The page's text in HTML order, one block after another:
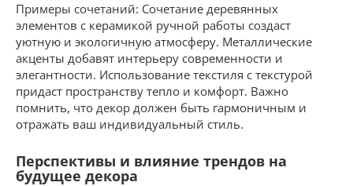
Примеры сочетаний: Сочетание деревянных
элементов с керамикой ручной работы создаст
уютную и экологичную атмосферу. Металлические
акценты добавят интерьеру современности и
элегантности. Использование текстиля с текстурой
придаст пространству тепло и комфорт. Важно
помнить, что декор должен быть гармоничным и
отражать ваш индивидуальный стиль.
Перспективы и влияние трендов на
будущее декора